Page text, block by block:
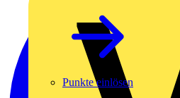
Punkte einlösen